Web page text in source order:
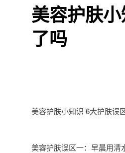
美容护肤
了吗
美容护肤小知识 6大护肤误
美容护肤误区一：早晨用清